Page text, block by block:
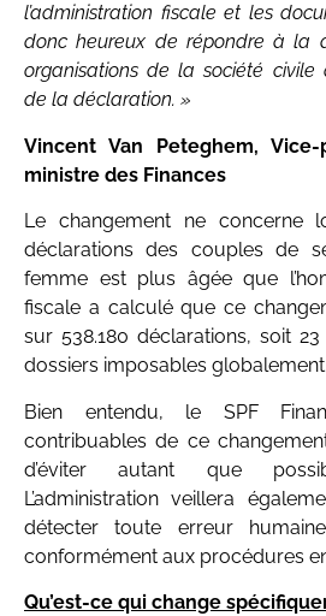
l’administration fiscale et les
donc heureux de répondre à la
organisations de la société civile
de la déclaration. »
Vincent Van Peteghem,
ministre des Finances
Le changement ne concerne
déclarations des couples de
femme est plus âgée que
fiscale a calculé que ce
sur 538.180 déclarations, soit 23
dossiers imposables globalement.
Bien entendu, le SPF
contribuables de ce
d’éviter autant que
L’administration veillera
détecter toute erreur
conformément aux procédures
Qu’est-ce qui change